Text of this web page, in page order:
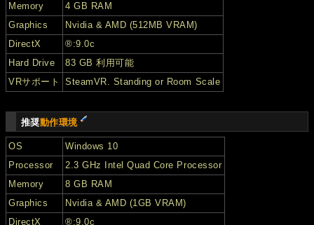
Memory
4 GB RAM
Graphics
Nvidia & AMD (512MB VRAM)
DirectX
®:9.0c
Hard Drive
83 GB 利用可能
VRサポート
SteamVR. Standing or Room Scale
推奨動作環境
OS
Windows 10
Processor
2.3 GHz Intel Quad Core Processor
Memory
8 GB RAM
Graphics
Nvidia & AMD (1GB VRAM)
DirectX
®:9.0c